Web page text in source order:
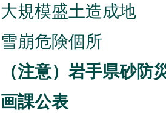
大規模盛土造成地
雪崩危険個所
（注意）岩手県砂
画課公表